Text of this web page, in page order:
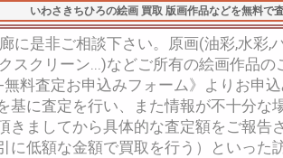
いわさきちひろの絵画 買取 版画作品などを無料で
に是非ご相談下さい。原画(油彩,水彩,
スクリーン...)などご所有の絵画作品
無料査定お申込みフォーム》よりお申
基に査定を行い、また情報が不十分な
きましてから具体的な査定額をご報告
に低額な金額で買取を行う）といった